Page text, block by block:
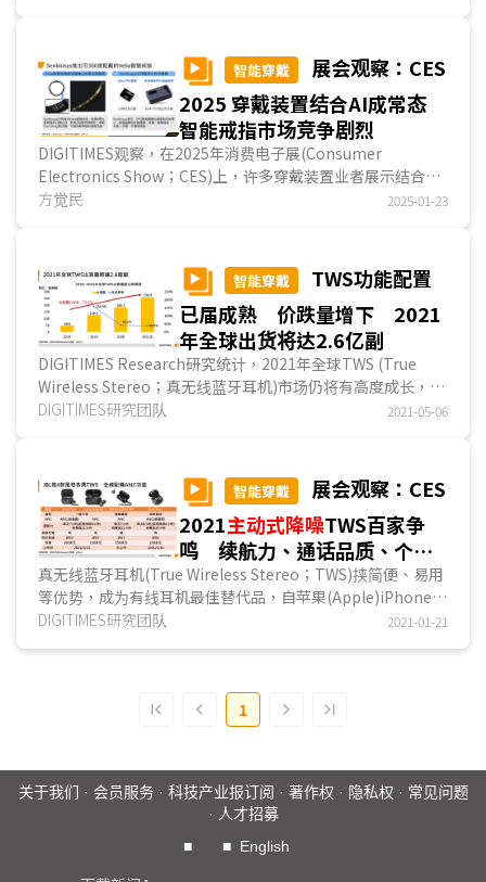
智能穿戴
展会观察：CES
2025 穿戴装置结合AI成常态
智能戒指市场竞争剧烈
DIGITIMES观察，在2025年消费电子展(Consumer
Electronics Show；CES)上，许多穿戴装置业者展示结合AI
功能的新产品／服务，其中以AI翻译和AI助理为大宗，部分...
方觉民 2025-01-23
智能穿戴
TWS功能配置
已届成熟 价跌量增下 2021
年全球出货将达2.6亿副
DIGITIMES Research研究统计，2021年全球TWS (True
Wireless Stereo；真无线蓝牙耳机)市场仍将有高度成长，预
估出货达2.59亿副，成长40.5%，其中，苹果(Apple)
DIGITIMES研究团队 2021-05-06
智能穿戴
展会观察：CES
2021主动式降噪TWS百家争
鸣 续航力、通话品质、个性
化功能为升级重点
真无线蓝牙耳机(True Wireless Stereo；TWS)挟简便、易用
等优势，成为有线耳机最佳替代品，自苹果(Apple)iPhone
12系列不再随盒附赠有线耳机后，智能手機品牌业者群起效
DIGITIMES研究团队 2021-01-21
1
关于我们 · 会员服务· 科技产业报订阅 · 著作权 · 隐私权 · 常见问题
· 人才招募
■
■ English